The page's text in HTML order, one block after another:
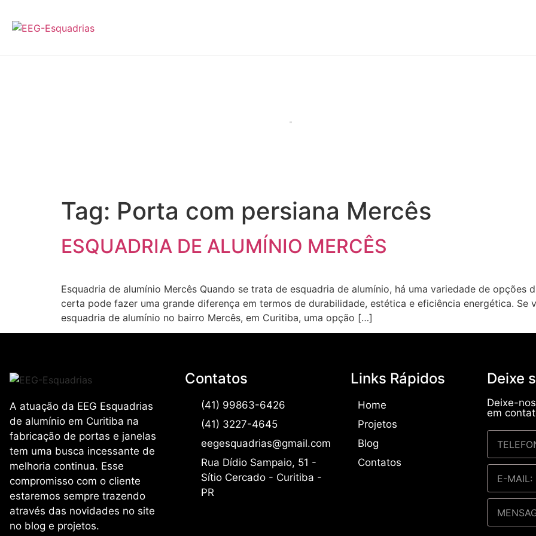
Porta com persiana Mercês
Tag: Porta com persiana Mercês
ESQUADRIA DE ALUMÍNIO MERCÊS
Esquadria de alumínio Mercês Quando se trata de esquadria de alumínio, há uma variedade de opções
certa pode fazer uma grande diferença em termos de durabilidade, estética e eficiência energética. Se
esquadria de alumínio no bairro Mercês, em Curitiba, uma opção […]
A atuação da EEG Esquadrias
de alumínio em Curitiba na
fabricação de portas e janelas
tem uma busca incessante de
melhoria continua. Esse
compromisso com o cliente
estaremos sempre trazendo
através das novidades no site
no blog e projetos.
Contatos
(41) 99863-6426
(41) 3227-4645
eegesquadrias@gmail.com
Rua Dídio Sampaio, 51 -
Sítio Cercado - Curitiba -
PR
Links Rápidos
Home
Projetos
Blog
Contatos
Deixe
Deixe-
em